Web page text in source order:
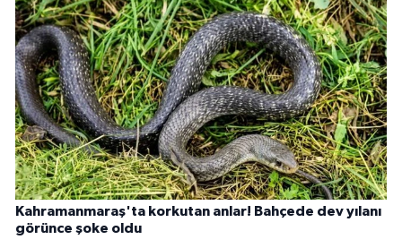
Kahramanmaraş'ta korkutan anlar! Bahçede dev yılanı
görünce şoke oldu